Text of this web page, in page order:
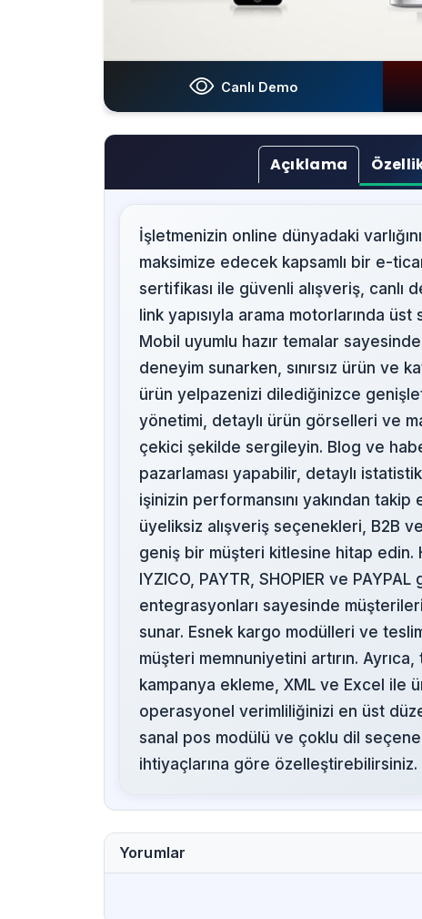
Canlı Demo
Açıklama
İşletmenizin online dünyadaki
maksimize edecek kapsamlı bir e-
sertifikası ile güvenli alışveriş, canlı
link yapısıyla arama motorlarında üst
Mobil uyumlu hazır temalar
deneyim sunarken, sınırsız ürün ve
ürün yelpazenizi dilediğinizce
yönetimi, detaylı ürün görselleri ve
çekici şekilde sergileyin. Blog ve
pazarlaması yapabilir, detaylı
işinizin performansını yakından
üyeliksiz alışveriş seçenekleri, B2B
geniş bir müşteri kitlesine hitap edin.
IYZICO, PAYTR, SHOPIER ve
entegrasyonları sayesinde
sunar. Esnek kargo modülleri ve
müşteri memnuniyetini artırın.
kampanya ekleme, XML ve Excel ile
operasyonel verimliliğinizi en üst
sanal pos modülü ve çoklu dil
ihtiyaçlarına göre özelleştirebilirsiniz.
Yorumlar